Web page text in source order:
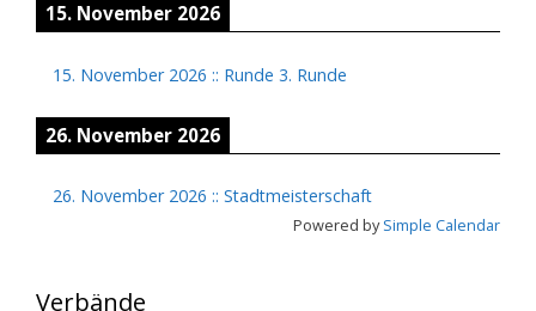
15. November 2026
15. November 2026 :: Runde 3. Runde
26. November 2026
26. November 2026 :: Stadtmeisterschaft
Powered bySimple Calendar
Verbände